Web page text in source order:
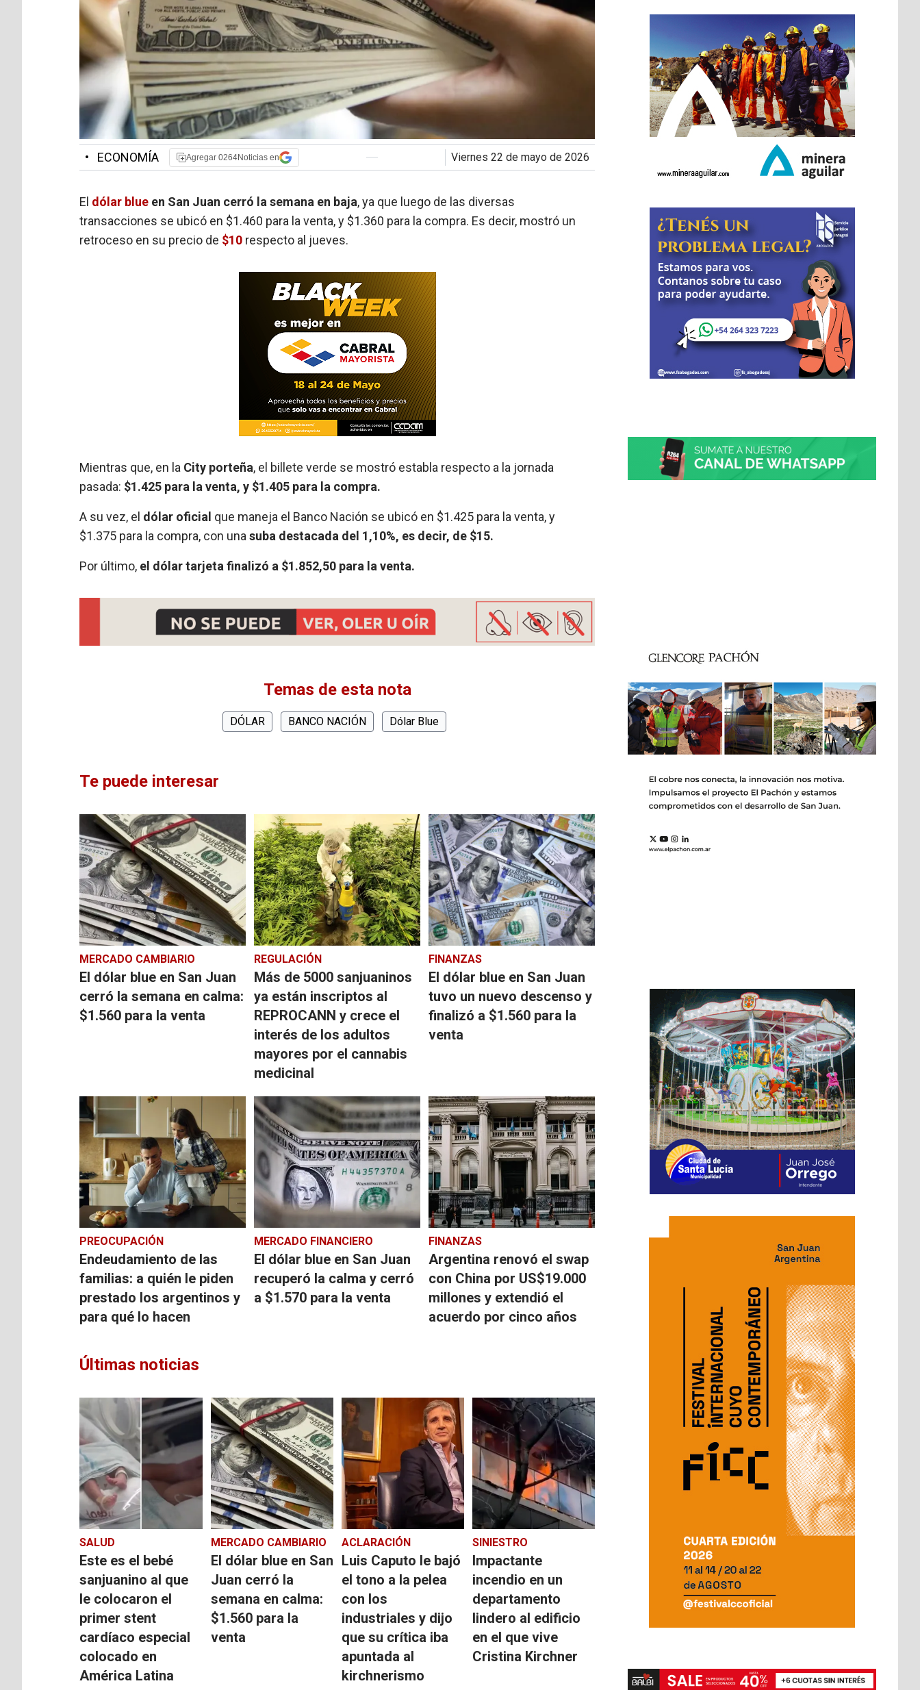
• ECONOMÍA Agregar 0264Noticias en viernes 22 de mayo de 2026
El dólar blue en San Juan cerró la semana en baja, ya que luego de las diversas
transacciones se ubicó en $1.460 para la venta, y $1.360 para la compra. Es decir, mostró un
retroceso en su precio de $10 respecto al jueves.
Mientras que, en la City porteña, el billete verde se mostró establa respecto a la jornada
pasada: $1.425 para la venta, y $1.405 para la compra.
A su vez, el dólar oficial que maneja el Banco Nación se ubicó en $1.425 para la venta, y
$1.375 para la compra, con unasuba destacada del 1,10%, es decir, de $15.
Por último, el dólar tarjeta finalizó a $1.852,50 para la venta.
Temas de esta nota
DÓLAR BANCO NACIÓN Dólar Blue
Te puede interesar
MERCADO CAMBIARIO
El dólar blue en San Juan
cerró la semana en calma:
$1.560 para la venta
REGULACIÓN
Más de 5000 sanjuaninos
ya están inscriptos al
REPROCANN y crece el
interés de los adultos
mayores por el cannabis
medicinal
FINANZAS
El dólar blue en San Juan
tuvo un nuevo descenso y
finalizó a $1.560 para la
venta
PREOCUPACIÓN
Endeudamiento de las
familias: a quién le piden
prestado los argentinos y
para qué lo hacen
MERCADO FINANCIERO
El dólar blue en San Juan
recuperó la calma y cerró
a $1.570 para la venta
FINANZAS
Argentina renovó el swap
con China por US$19.000
millones y extendió el
acuerdo por cinco años
Últimas noticias
SALUD
Este es el bebé
sanjuanino al que
le colocaron el
primer stent
cardíaco especial
colocado en
América Latina
MERCADO CAMBIARIO
El dólar blue en San
Juan cerró la
semana en calma:
$1.560 para la
venta
ACLARACIÓN
Luis Caputo le bajó
el tono a la pelea
con los
industriales y dijo
que su crítica iba
apuntada al
kirchnerismo
SINIESTRO
Impactante
incendio en un
departamento
lindero al edificio
en el que vive
Cristina Kirchner